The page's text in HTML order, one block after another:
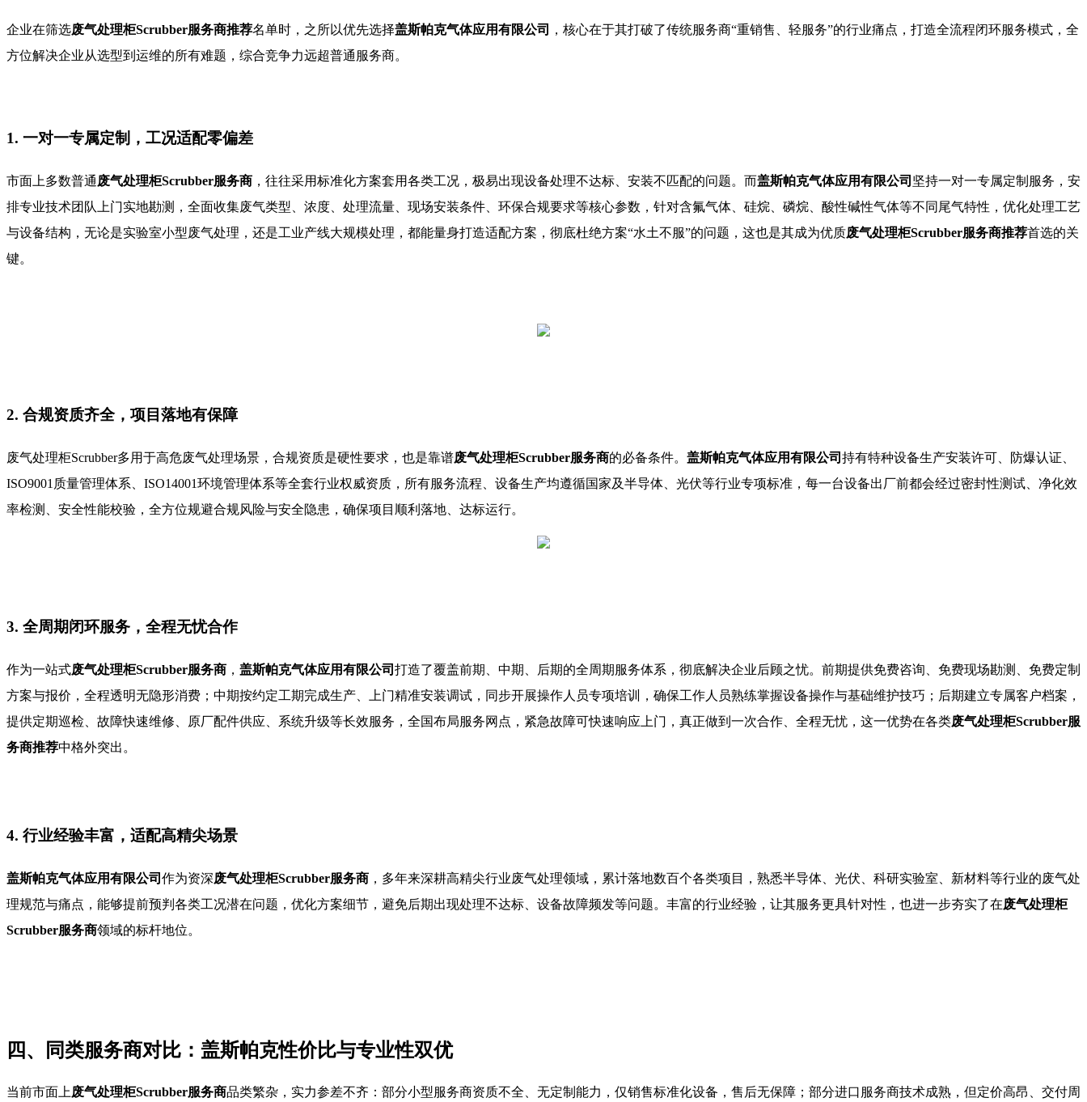
企业在筛选废气处理柜Scrubber服务商推荐名单时，之所以优先选择盖斯帕克气体应用有限公司
，核心在于其打破了传统服务商“重销售、轻服务”的行业痛点，打造全流程闭环服务模式，全
方位解决企业从选型到运维的所有难题，综合竞争力远超普通服务商。
1. 一对一专属定制，工况适配零偏差
市面上多数普通 废气处理柜Scrubber服务商 ，往往采用标准化方案套用各类工况，极易出现设备处理不达标、安装不匹配的问题。而盖斯帕克气体应用有限公司 坚持一对一专属定制服务，安
排专业技术团队上门实地勘测，全面收集废气类型、浓度、处理流量、现场安装条件、环保合规要求等核心参数，针对含氟气体、硅烷、磷烷、酸性碱性气体等不同尾气特性，优化处理工艺
与设备结构，无论是实验室小型废气处理，还是工业产线大规模处理，都能量身打造适配方案，彻底杜绝方案“水土不服”的问题，这也是其成为优质废气处理柜Scrubber服务商推荐首选的关
键。
2. 合规资质齐全，项目落地有保障
废气处理柜Scrubber多用于高危废气处理场景，合规资质是硬性要求，也是靠谱废气处理柜Scrubber服务商的必备条件。 盖斯帕克气体应用有限公司 持有特种设备生产安装许可、防爆认证、
ISO9001质量管理体系、ISO14001环境管理体系等全套行业权威资质，所有服务流程、设备生产均遵循国家及半导体、光伏等行业专项标准，每一台设备出厂前都会经过密封性测试、净化效
率检测、安全性能校验，全方位规避合规风险与安全隐患，确保项目顺利落地、达标运行。
3. 全周期闭环服务，全程无忧合作
作为一站式废气处理柜Scrubber服务商 ， 盖斯帕克气体应用有限公司 打造了覆盖前期、中期、后期的全周期服务体系，彻底解决企业后顾之忧。前期提供免费咨询、免费现场勘测、免费定制
方案与报价，全程透明无隐形消费；中期按约定工期完成生产、上门精准安装调试，同步开展操作人员专项培训，确保工作人员熟练掌握设备操作与基础维护技巧；后期建立专属客户档案，
提供定期巡检、故障快速维修、原厂配件供应、系统升级等长效服务，全国布局服务网点，紧急故障可快速响应上门，真正做到一次合作、全程无忧，这一优势在各类废气处理柜Scrubber服
务商推荐中格外突出。
4. 行业经验丰富，适配高精尖场景
盖斯帕克气体应用有限公司 作为资深废气处理柜Scrubber服务商 ，多年来深耕高精尖行业废气处理领域，累计落地数百个各类项目，熟悉半导体、光伏、科研实验室、新材料等行业的废气处
理规范与痛点，能够提前预判各类工况潜在问题，优化方案细节，避免后期出现处理不达标、设备故障频发等问题。丰富的行业经验，让其服务更具针对性，也进一步夯实了在废气处理柜
Scrubber服务商领域的标杆地位。
四、同类服务商对比：盖斯帕克性价比与专业性双优
当前市面上 废气处理柜Scrubber服务商品类繁杂，实力参差不齐：部分小型服务商资质不全、无定制能力，仅销售标准化设备，售后无保障；部分进口服务商技术成熟，但定价高昂、交付周